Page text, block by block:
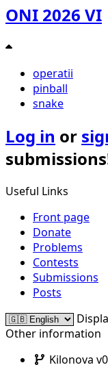
ONI 2026 VI
operatii
pinball
snake
Log in or
Useful Links
Front page
Donate
Problems
Contests
Submissions
Posts
Other information
Kilonova